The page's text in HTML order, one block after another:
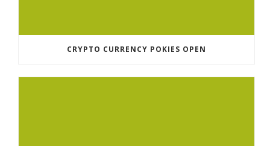
CRYPTO CURRENCY POKIES OPEN